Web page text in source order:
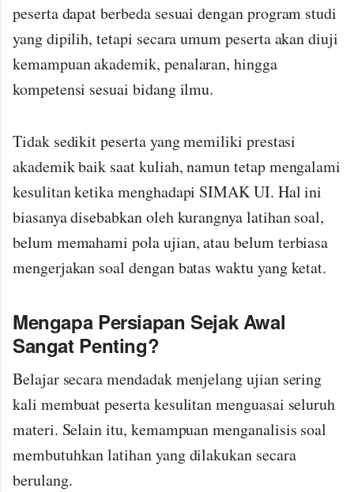
peserta dapat berbeda sesuai dengan program studi
yang dipilih, tetapi secara umum peserta akan diuji
kemampuan akademik, penalaran, hingga
kompetensi sesuai bidang ilmu.
Tidak sedikit peserta yang memiliki prestasi
akademik baik saat kuliah, namun tetap mengalami
kesulitan ketika menghadapi SIMAK UI. Hal ini
biasanya disebabkan oleh kurangnya latihan soal,
belum memahami pola ujian, atau belum terbiasa
mengerjakan soal dengan batas waktu yang ketat.
Mengapa Persiapan Sejak Awal
Sangat Penting?
Belajar secara mendadak menjelang ujian sering
kali membuat peserta kesulitan menguasai seluruh
materi. Selain itu, kemampuan menganalisis soal
membutuhkan latihan yang dilakukan secara
berulang.